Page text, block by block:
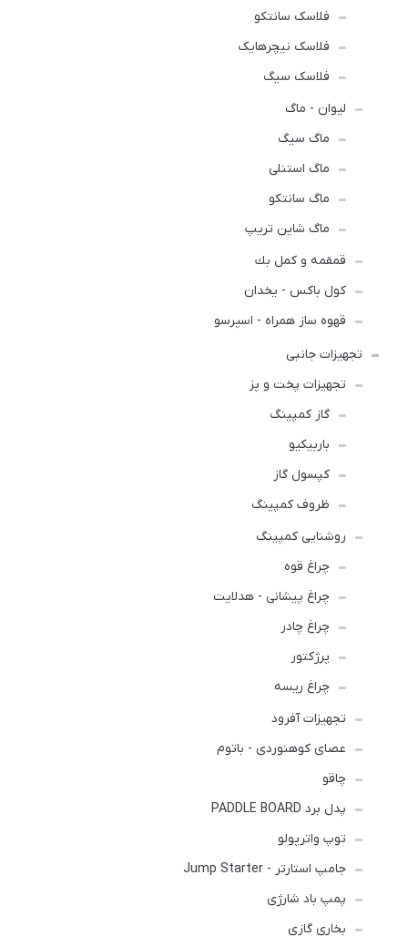
فلاسک سانتکو
فلاسک نیچرهایک
فلاسک سیگ
لیوان - ماگ
ماگ سیگ
ماگ استنلی
ماگ سانتکو
ماگ شاین تریپ
قمقمه و كمل بك
کول باکس - یخدان
قهوه ساز همراه - اسپرسو
تجهیزات جانبی
تجهیزات پخت و پز
گاز کمپینگ
باربیکیو
کپسول گاز
ظروف کمپینگ
روشنایی کمپینگ
چراغ قوه
چراغ پیشانی - هدلایت
چراغ چادر
پرژکتور
چراغ ریسه
تجهیزات آفرود
عصای کوهنوردی - باتوم
چاقو
پدل برد PADDLE BOARD
توپ واترپولو
جامپ استارتر - Jump Starter
پمپ باد شارژی
بخاری گازی